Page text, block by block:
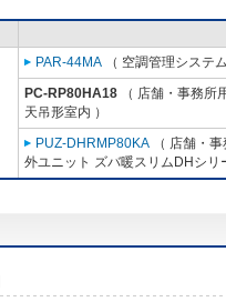
PAR-44MA （ 空調管理システ
PC-RP80HA18 （ 店舗・事務所
天吊形室内 ）
PUZ-DHRMP80KA （ 店舗・
外ユニット ズバ暖スリムDHシリ